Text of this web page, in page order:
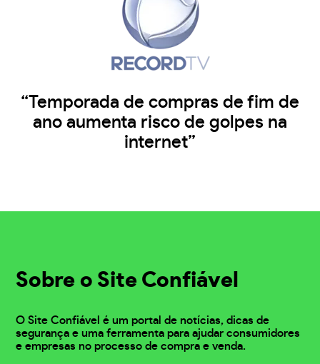
“Temporada de compras de fim de
ano aumenta risco de golpes na
internet”
Sobre o Site Confiável
O Site Confiável é um portal de notícias, dicas de
segurança e uma ferramenta para ajudar consumidores
e empresas no processo de compra e venda.